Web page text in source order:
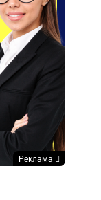
Реклама